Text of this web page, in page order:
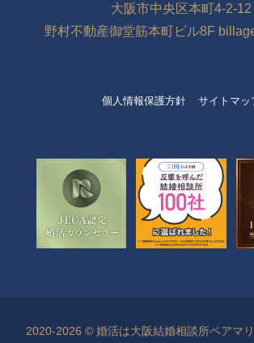
大阪市中央区本町4-2-12
野村不動産御堂筋本町ビル8F
個人情報保護方針 サイトマッ
2020-2026 © 婚活は大阪結婚相談所ペアマ